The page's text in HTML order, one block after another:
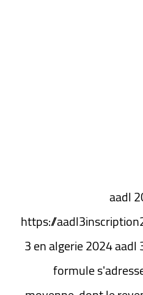
aadl
https://
3 en algerie 2024
formule